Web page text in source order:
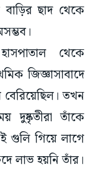
ছাদ থেকে
থেকে
জিজ্ঞাসাবাদে
বেরিয়েছিল। তখন
দুষ্কৃতীরা তাঁকে
গুলি গিয়ে লাগে
লাভ হয়নি তাঁর।